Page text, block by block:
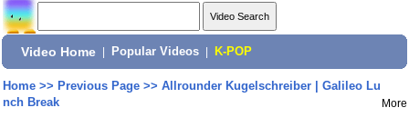
Video Home Popular Videos K-POP
Home>> Previous Page>> Allrounder Kugelschreiber | Galileo Lu
nch Break
More